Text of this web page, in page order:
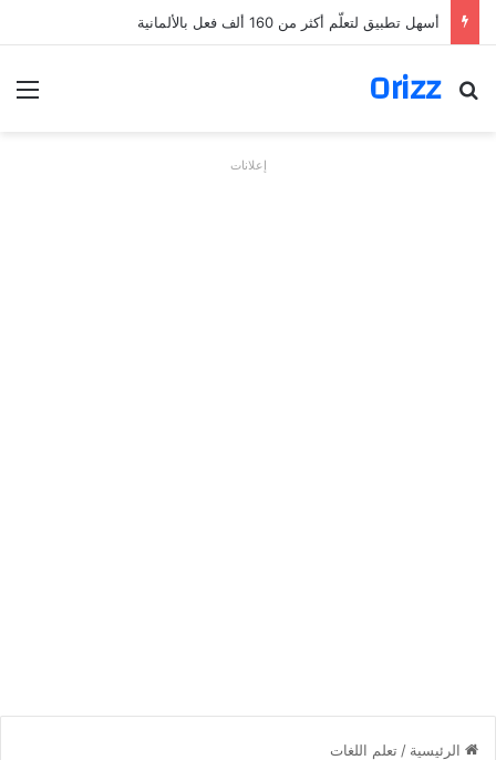
أسهل تطبيق لتعلّم أكثر من 160 ألف فعل بالألمانية
Orizz
بحث عن
إعلانات
الرئيسية / تعلم اللغات